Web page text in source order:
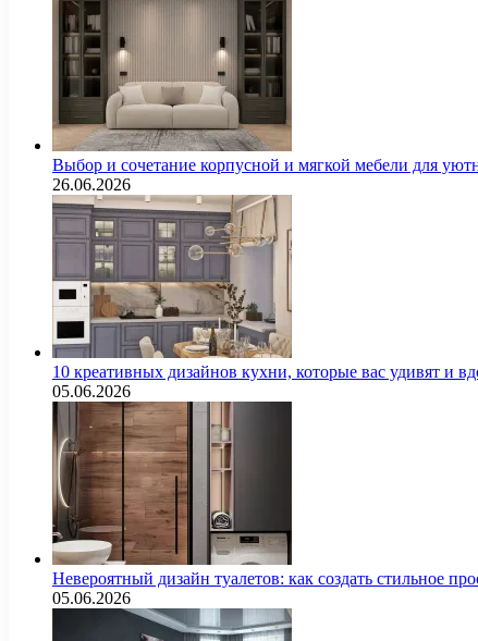
Выбор и сочетание корпусной и мягкой мебели для
26.06.2026
10 креативных дизайнов кухни, которые вас удивят и
05.06.2026
Невероятный дизайн туалетов: как создать стильное
05.06.2026